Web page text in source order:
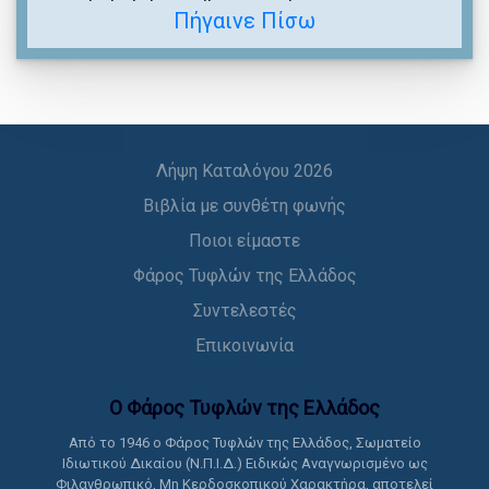
Πήγαινε Πίσω
Λήψη Καταλόγου 2026
Βιβλία με συνθέτη φωνής
Ποιοι είμαστε
Φάρος Τυφλών της Ελλάδος
Συντελεστές
Επικοινωνία
Ο Φάρος Τυφλών της Ελλάδoς
Από το 1946 ο Φάρος Τυφλών της Ελλάδος, Σωματείο
Ιδιωτικού Δικαίου (Ν.Π.Ι.Δ.) Ειδικώς Αναγνωρισμένο ως
Φιλανθρωπικό, Μη Κερδοσκοπικού Χαρακτήρα, αποτελεί